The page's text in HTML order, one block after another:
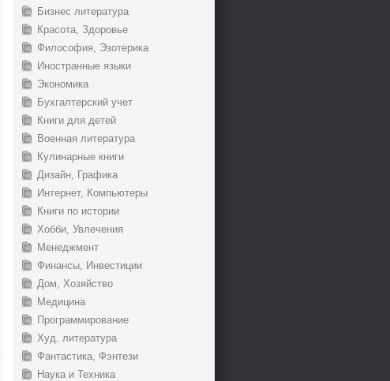
Бизнес литература
Красота, Здоровье
Философия, Эзотерика
Иностранные языки
Экономика
Бухгалтерский учет
Книги для детей
Военная литература
Кулинарные книги
Дизайн, Графика
Интернет, Компьютеры
Книги по истории
Хобби, Увлечения
Менеджмент
Финансы, Инвестиции
Дом, Хозяйство
Медицина
Программирование
Худ. литература
Фантастика, Фэнтези
Наука и Техника